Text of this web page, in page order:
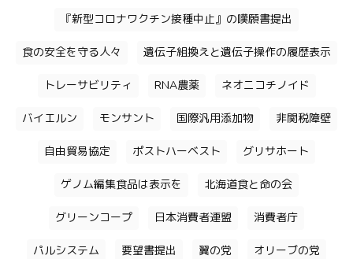
『新型コロナワクチン接種中止』の嘆願書提出
食の安全を守る人々 遺伝子組換えと遺伝子操作の履歴表示
トレーサビリティ RNA農薬 ネオニコチノイド
バイエルン モンサント 国際汎用添加物 非関税障壁
自由貿易協定 ポストハーベスト グリサホート
ゲノム編集食品は表示を 北海道食と命の会
グリーンコープ 日本消費者連盟 消費者庁
パルシステム 要望書提出 翼の党 オリーブの党